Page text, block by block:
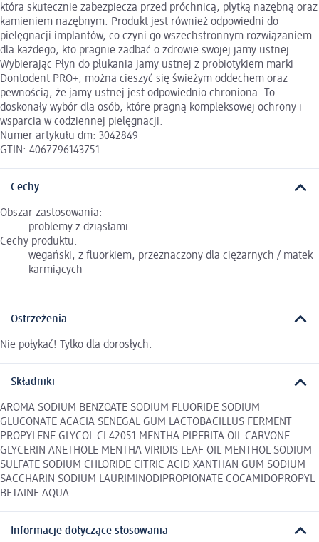
która skutecznie zabezpiecza przed próchnicą, płytką nazębną oraz
kamieniem nazębnym. Produkt jest również odpowiedni do
pielęgnacji implantów, co czyni go wszechstronnym rozwiązaniem
dla każdego, kto pragnie zadbać o zdrowie swojej jamy ustnej.
Wybierając Płyn do płukania jamy ustnej z probiotykiem marki
Dontodent PRO+, można cieszyć się świeżym oddechem oraz
pewnością, że jamy ustnej jest odpowiednio chroniona. To
doskonały wybór dla osób, które pragną kompleksowej ochrony i
wsparcia w codziennej pielęgnacji.
Numer artykułu dm: 3042849
GTIN: 4067796143751
Cechy
Obszar zastosowania:
problemy z dziąsłami
Cechy produktu:
wegański, z fluorkiem, przeznaczony dla ciężarnych / matek
karmiących
Ostrzeżenia
Nie połykać! Tylko dla dorosłych.
Składniki
AROMA SODIUM BENZOATE SODIUM FLUORIDE SODIUM
GLUCONATE ACACIA SENEGAL GUM LACTOBACILLUS FERMENT
PROPYLENE GLYCOL CI 42051 MENTHA PIPERITA OIL CARVONE
GLYCERIN ANETHOLE MENTHA VIRIDIS LEAF OIL MENTHOL SODIUM
SULFATE SODIUM CHLORIDE CITRIC ACID XANTHAN GUM SODIUM
SACCHARIN SODIUM LAURIMINODIPROPIONATE COCAMIDOPROPYL
BETAINE AQUA
Informacje dotyczące stosowania